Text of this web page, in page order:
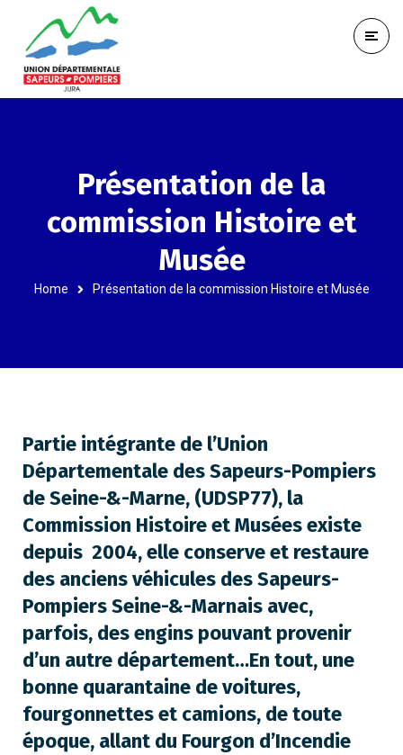
Présentation de la
commission Histoire et
Musée
Home Présentation de la commission Histoire et Musée
Partie intégrante de l’Union
Départementale des Sapeurs-Pompiers
de Seine-&-Marne, (UDSP77), la
Commission Histoire et Musées existe
depuis 2004, elle conserve et restaure
des anciens véhicules des Sapeurs-
Pompiers Seine-&-Marnais avec,
parfois, des engins pouvant provenir
d’un autre département…En tout, une
bonne quarantaine de voitures,
fourgonnettes et camions, de toute
époque, allant du Fourgon d’Incendie